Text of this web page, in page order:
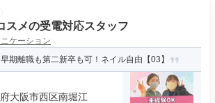
スメの受電対応スタッフ
ケーション
期離職も第二新卒も可！ネイル自由【03】
大阪市西区南堀江